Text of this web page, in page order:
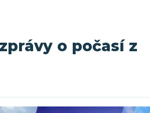
o počasí z